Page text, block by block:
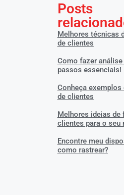
Posts
Melhores técnicas
de clientes
Como fazer
passos essenciais!
Conheça
de clientes
Melhores ideias de
clientes para o seu
Encontre meu
como rastrear?